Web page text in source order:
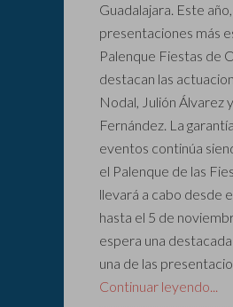
Guadalajara. Este
presentaciones más
Palenque Fiestas de
destacan las
Nodal, Julión Álvarez
Fernández. La
eventos continúa
el Palenque de las
llevará a cabo desde
hasta el 5 de
espera una
una de las
Continuar leyendo...